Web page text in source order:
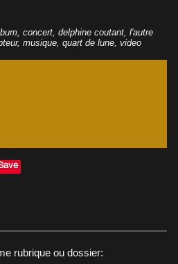
concert delphine coutant l'autre
, musique quart de lune video
rubrique ou dossier: